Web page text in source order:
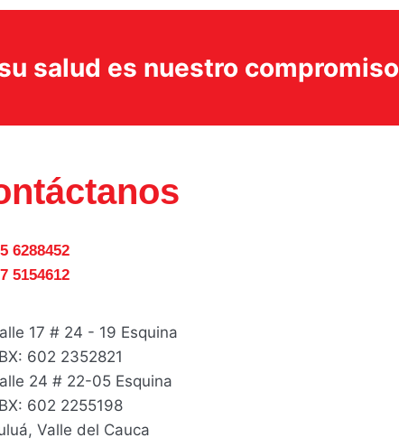
salud es nuestro compromiso
6288452
5154612
17 # 24 - 19 Esquina
602 2352821
24 # 22-05 Esquina
602 2255198
Valle del Cauca